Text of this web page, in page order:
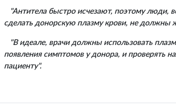
"Антитела быстро исчезают, поэтому
сделать донорскую плазму крови, не должны
"В идеале, врачи должны использовать
появления симптомов у донора, и проверять
пациенту".